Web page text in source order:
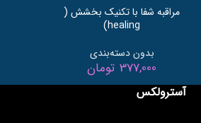
مراقبه شفا با تکنیک بخشش (
healing)
بدون دسته‌بندی
377,000 تومان
آسترولکس